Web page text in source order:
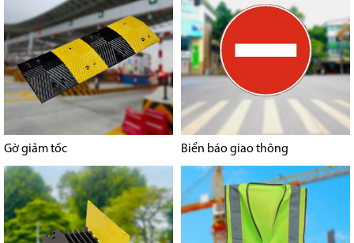
Gờ giảm tốc Biển báo giao thông